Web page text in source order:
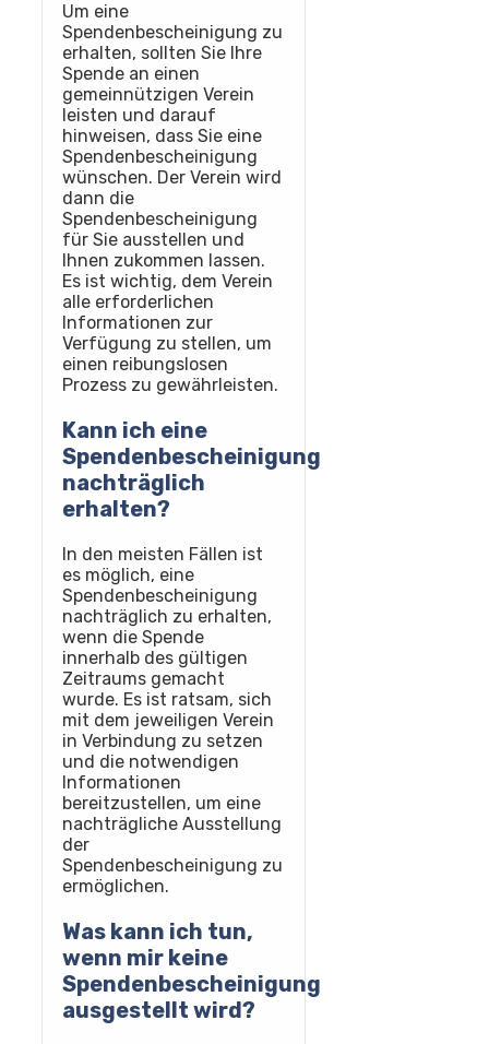
Um eine
Spendenbescheinigung zu
erhalten, sollten Sie Ihre
Spende an einen
gemeinnützigen Verein
leisten und darauf
hinweisen, dass Sie eine
Spendenbescheinigung
wünschen. Der Verein wird
dann die
Spendenbescheinigung
für Sie ausstellen und
Ihnen zukommen lassen.
Es ist wichtig, dem Verein
alle erforderlichen
Informationen zur
Verfügung zu stellen, um
einen reibungslosen
Prozess zu gewährleisten.
Kann ich eine
Spendenbescheinigung
nachträglich
erhalten?
In den meisten Fällen ist
es möglich, eine
Spendenbescheinigung
nachträglich zu erhalten,
wenn die Spende
innerhalb des gültigen
Zeitraums gemacht
wurde. Es ist ratsam, sich
mit dem jeweiligen Verein
in Verbindung zu setzen
und die notwendigen
Informationen
bereitzustellen, um eine
nachträgliche Ausstellung
der
Spendenbescheinigung zu
ermöglichen.
Was kann ich tun,
wenn mir keine
Spendenbescheinigung
ausgestellt wird?